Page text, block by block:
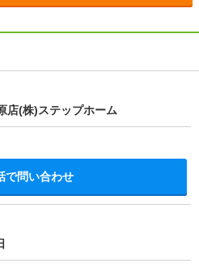
実費（（初回保証委託料月額総賃料の
円）
店(株)ステップホーム
で問い合わせ